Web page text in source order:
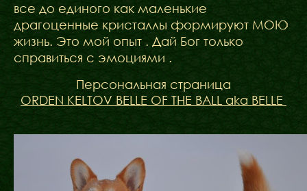
все до единого как маленькие
драгоценные кристаллы формируют МОЮ
жизнь. Это мой опыт . Дай Бог только
справиться с эмоциями .
Персональная страница
ORDEN KELTOV BELLE OF THE BALL aka BELLE